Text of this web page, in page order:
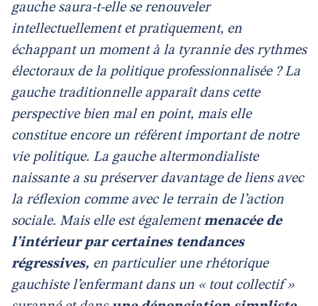
gauche saura-t-elle se renouveler
intellectuellement et pratiquement, en
échappant un moment à la tyrannie des rythmes
électoraux de la politique professionnalisée ? La
gauche traditionnelle apparaît dans cette
perspective bien mal en point, mais elle
constitue encore un référent important de notre
vie politique. La gauche altermondialiste
naissante a su préserver davantage de liens avec
la réflexion comme avec le terrain de l’action
sociale. Mais elle est égalementmenacée de
l’intérieur par certaines tendances
régressives, en particulier une rhétorique
gauchiste l’enfermant dans un « tout collectif »